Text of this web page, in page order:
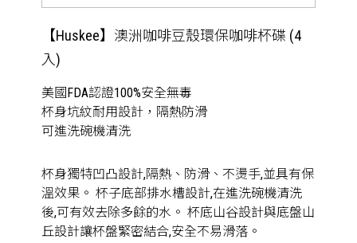
【Huskee】澳洲咖啡豆殼環保咖啡杯碟 (4
入)
美國FDA認證100%安全無毒
杯身坑紋耐用設計，隔熱防滑
可進洗碗機清洗
杯身獨特凹凸設計,隔熱、防滑、不燙手,並具有保
溫效果。 杯子底部排水槽設計,在進洗碗機清洗
後,可有效去除多餘的水。 杯底山谷設計與底盤山
丘設計讓杯盤緊密結合,安全不易滑落。